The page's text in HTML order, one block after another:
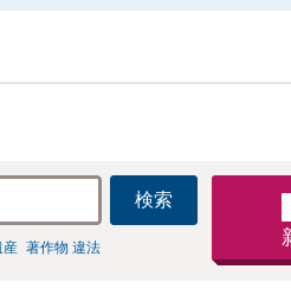
検索
産 著作物 違法